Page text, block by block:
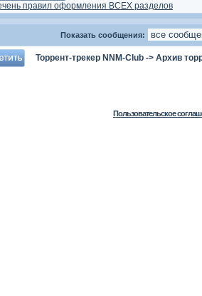
правил оформления ВСЕХ разделов
Показать сообщения:
Торрент-трекер NNM-Club -> Архив
Пользовательское